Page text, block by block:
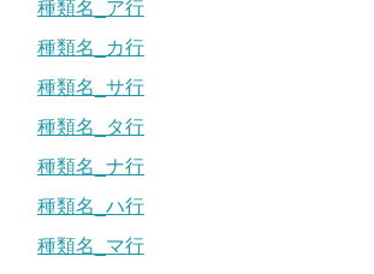
種類名_ア行
種類名_カ行
種類名_サ行
種類名_タ行
種類名_ナ行
種類名_ハ行
種類名_マ行